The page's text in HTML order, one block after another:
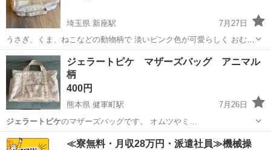
埼玉県 新座駅
7月27日
うさぎ、くま、ねこなどの動物柄で 淡いピンク色が可愛らしく おむつ
替えが少し気分上がりました(*^^*) ファスナーのタブが変色していたた
め 切り取っております。 お好きなキーホルダーなどを付けて 使って
いただければと思い...
埼玉 新座市 新座駅 ベビー用品
ジェラートピケ マザーズバッグ アニマル
柄
400円
熊本県 健軍町駅
7月26日
ジェラートピケのマザーズバッグです。 オムツやミ…
熊本 上益城郡 健軍町駅 その他
≪寮無料・月収28万円・派遣社員≫機械操